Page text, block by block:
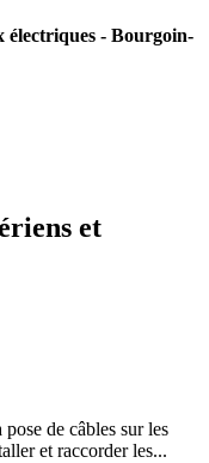
électriques - Bourgoin-
et
de câbles sur les
et raccorder les...